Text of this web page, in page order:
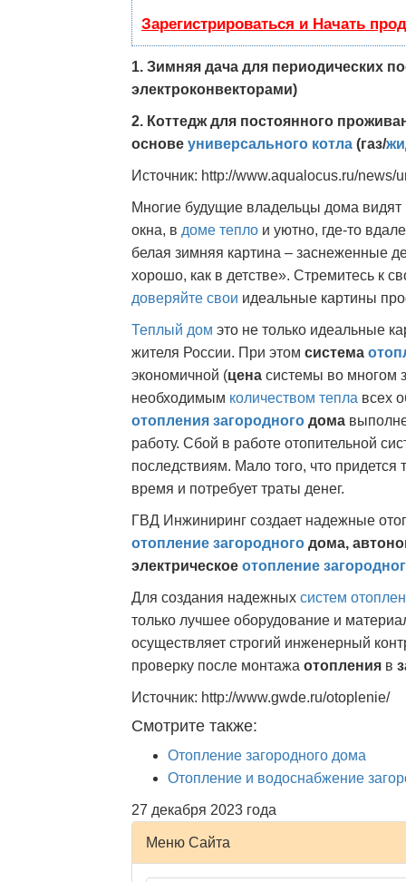
Зарегистрироваться и Начать
1. Зимняя дача для периодических
электроконвекторами)
2. Коттедж для постоянного
основе универсального котла (газ/
Источник: http://www.aqualocus.ru/news/
Многие будущие владельцы дома
окна, в доме тепло и уютно, где-то
белая зимняя картина – заснеженные
хорошо, как в детстве». Стремитесь к
доверяйте свои идеальные картины
Теплый дом это не только идеальные
жителя России. При этом система
экономичной (цена системы во многом
необходимым количеством тепла всех
отопления загородного дома
работу. Сбой в работе отопительной
последствиям. Мало того, что придется
время и потребует траты денег.
ГВД Инжиниринг создает надежные
отопление загородного дома,
электрическое отопление
Для создания надежных систем
только лучшее оборудование и
осуществляет строгий инженерный
проверку после монтажа отопления в
Источник: http://www.gwde.ru/otoplenie/
Смотрите также:
Отопление загородного дома
Отопление и водоснабжение
27 декабря 2023 года
Меню Сайта